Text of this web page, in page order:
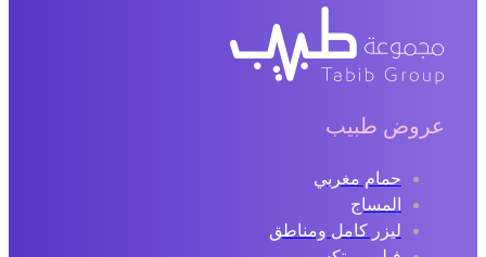
عروض طبيب
حمام مغربي
المساج
ليزر كامل ومناطق